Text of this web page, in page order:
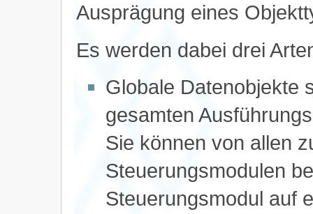
Ausprägung eines
Es werden dabei drei
Globale Datenobjekte
gesamten
Sie können von allen
Steuerungsmodulen
Steuerungsmodul auf